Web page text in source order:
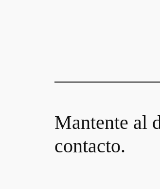
Mantente al
contacto.